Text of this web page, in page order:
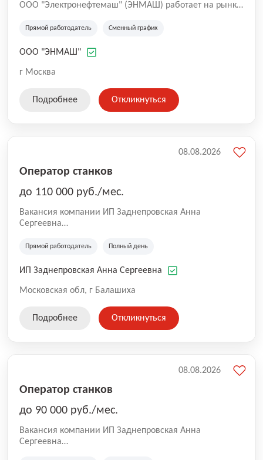
ООО "Электронефтемаш" (ЭНМАШ) работает на рынке
обмоточных и выводных проводов, а также
машиностроения.
Прямой работодатель Сменный график
ООО "ЭНМАШ"
г Москва
Подробнее Откликнуться
Оператор станков
до 110 000 руб./мес.
Вакансия компании ИП Заднепровская Анна
Сергеевна
Прямой работодатель Полный день
ИП Заднепровская Анна Сергеевна
Московская обл, г Балашиха
08.08.2026
Подробнее Откликнуться
Оператор станков
до 90 000 руб./мес.
Вакансия компании ИП Заднепровская Анна
Сергеевна
08.08.2026